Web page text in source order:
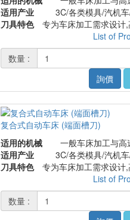
适用产业
3C/各类模具/汽机
刀具特色
专为车床加工需求设计
List of
数量 :
詢價
复合式自动车床 (端面槽刀)
适用的机械
一般车床加工与高
适用产业
3C/各类模具/汽机
刀具特色
专为车床加工需求设计
List of
数量 :